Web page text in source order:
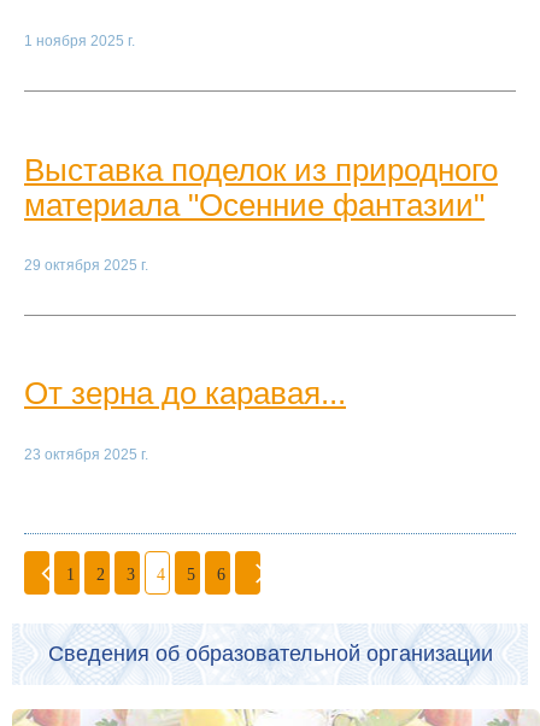
1 ноября 2025 г.
Выставка поделок из природного
материала "Осенние фантазии"
29 октября 2025 г.
От зерна до каравая...
23 октября 2025 г.
1 2 3 4 5 6
Сведения об образовательной организации